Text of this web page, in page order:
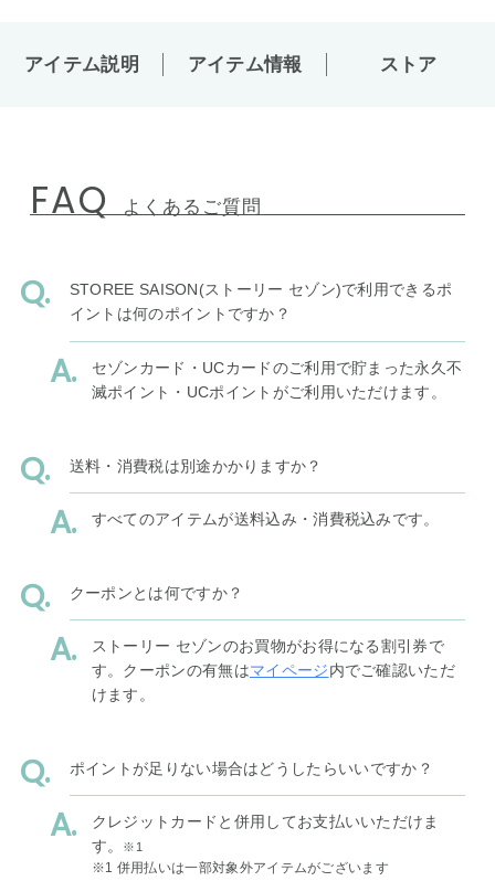
アイテム説明 アイテム情報 ストア
FAQ よくあるご質問
STOREE SAISON(ストーリー セゾン)で利用できるポ
イントは何のポイントですか？
セゾンカード・UCカードのご利用で貯まった永久不
滅ポイント・UCポイントがご利用いただけます。
送料・消費税は別途かかりますか？
すべてのアイテムが送料込み・消費税込みです。
クーポンとは何ですか？
ストーリー セゾンのお買物がお得になる割引券で
す。クーポンの有無はマイページ内でご確認いただ
けます。
ポイントが足りない場合はどうしたらいいですか？
クレジットカードと併用してお支払いいただけま
す。
※1
※1 併用払いは一部対象外アイテムがございます